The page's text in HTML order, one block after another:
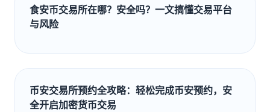
食安币交易所在哪？安全吗？一文搞懂交易平台
与风险
币安交易所预约全攻略：轻松完成币安预约，安
全开启加密货币交易